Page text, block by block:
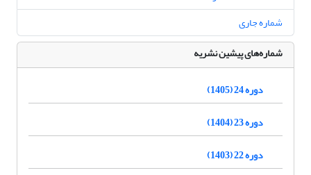
شماره جاری
شماره‌های پیشین نشریه
دوره 24 (1405)
دوره 23 (1404)
دوره 22 (1403)